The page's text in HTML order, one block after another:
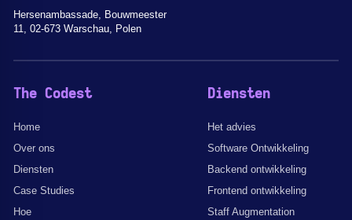
Hersenambassade, Bouwmeester
11, 02-673 Warschau, Polen
The Codest
Home
Over ons
Diensten
Case Studies
Hoe
Diensten
Het advies
Software Ontwikkeling
Backend ontwikkeling
Frontend ontwikkeling
Staff Augmentation